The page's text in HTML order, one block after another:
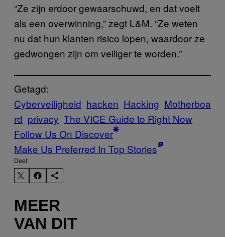
“Ze zijn erdoor gewaarschuwd, en dat voelt
als een overwinning,” zegt L&M. “Ze weten
nu dat hun klanten risico lopen, waardoor ze
gedwongen zijn om veiliger te worden.”
Getagd:
Cyberveiligheid hacken Hacking Motherboa
rd privacy The VICE Guide to Right Now
Follow Us On Discover
Make Us Preferred In Top Stories
Deel:
MEER
VAN DIT